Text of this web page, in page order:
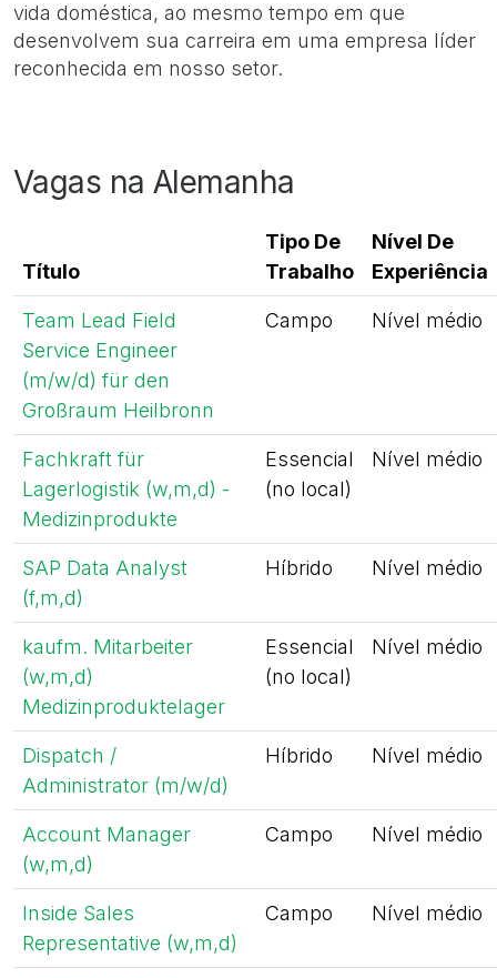
vida doméstica, ao mesmo tempo em que
desenvolvem sua carreira em uma empresa líder
reconhecida em nosso setor.
Vagas na Alemanha
Título
Tipo De
Trabalho
Nível De
Experiência
Team Lead Field
Service Engineer
(m/w/d) für den
Großraum Heilbronn
Campo Nível médio
Fachkraft für
Lagerlogistik (w,m,d) -
Medizinprodukte
Essencial
(no local)
Nível médio
SAP Data Analyst
(f,m,d)
Híbrido Nível médio
kaufm. Mitarbeiter
(w,m,d)
Medizinproduktelager
Essencial
(no local)
Nível médio
Dispatch /
Administrator (m/w/d)
Híbrido Nível médio
Account Manager
(w,m,d)
Campo Nível médio
Inside Sales
Representative (w,m,d)
Campo Nível médio